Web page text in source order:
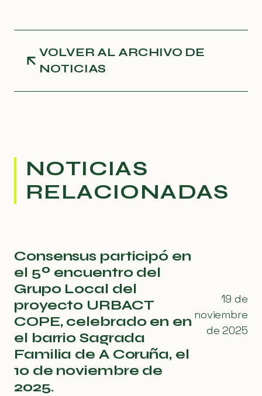
VOLVER AL ARCHIVO DE
NOTICIAS
NOTICIAS
RELACIONADAS
Consensus participó en
el 5º encuentro del
Grupo Local del
proyecto URBACT
COPE, celebrado en en
el barrio Sagrada
Familia de A Coruña, el
10 de noviembre de
2025.
19 de
noviembre
de 2025